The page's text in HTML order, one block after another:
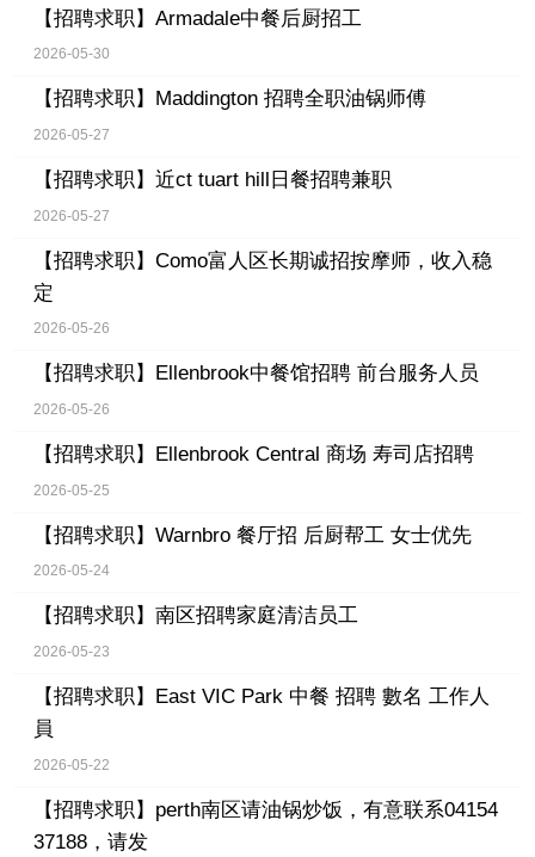
【招聘求职】 Armadale中餐后厨招工
2026-05-30
【招聘求职】 Maddington 招聘全职油锅师傅
2026-05-27
【招聘求职】 近ct tuart hill日餐招聘兼职
2026-05-27
【招聘求职】 Como富人区长期诚招按摩师，收入稳
定
2026-05-26
【招聘求职】 Ellenbrook中餐馆招聘 前台服务人员
2026-05-26
【招聘求职】 Ellenbrook Central 商场 寿司店招聘
2026-05-25
【招聘求职】 Warnbro 餐厅招 后厨帮工 女士优先
2026-05-24
【招聘求职】 南区招聘家庭清洁员工
2026-05-23
【招聘求职】 East VIC Park 中餐 招聘 數名 工作人
員
2026-05-22
【招聘求职】 perth南区请油锅炒饭，有意联系04154
37188，请发